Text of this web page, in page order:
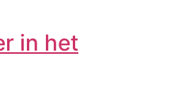
in het